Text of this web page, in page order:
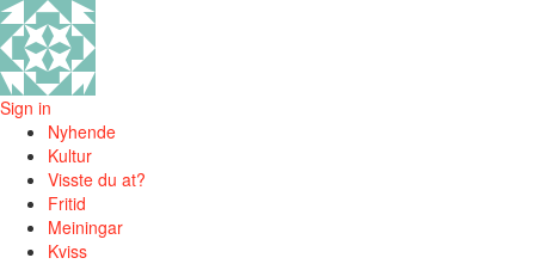
Sign in
Nyhende
Kultur
Visste du at?
Fritid
Meiningar
Kviss